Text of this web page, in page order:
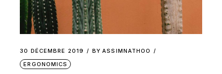
30 DÉCEMBRE 2019 BY ASSIMNATHOO
ERGONOMICS